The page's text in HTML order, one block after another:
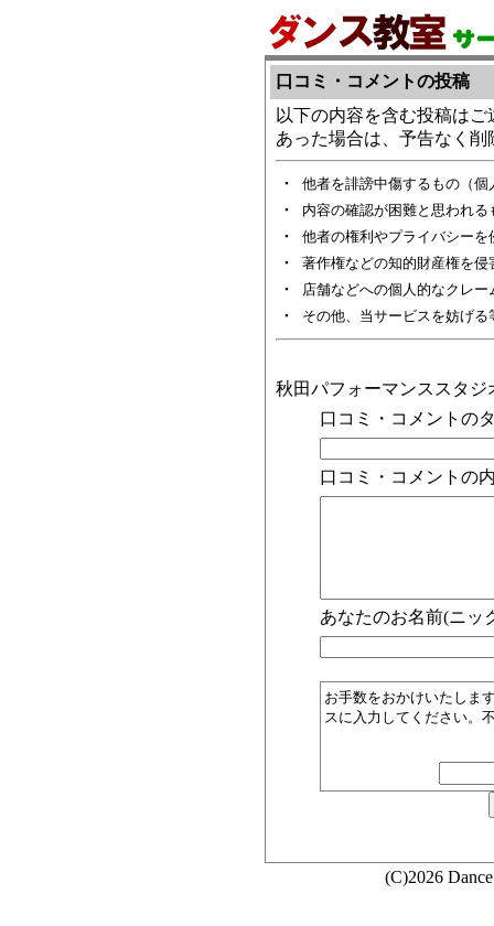
口コミ・コメントの投稿
以下の内容を含む投稿は
あった場合は、予告なく削
・
他者を誹謗中傷するもの（
・
内容の確認が困難と思われ
・
他者の権利やプライバシーを
・
著作権などの知的財産権を侵
・
店舗などへの個人的なクレ
・
その他、当サービスを妨げ
秋田パフォーマンススタ
口コミ・コメントの
口コミ・コメントの
あなたのお名前(ニッ
お手数をおかけいたしま
スに入力してください。
(C)2026